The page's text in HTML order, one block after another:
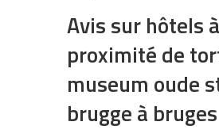
Avis sur hôtels à
proximité de
museum oude
brugge à bruges